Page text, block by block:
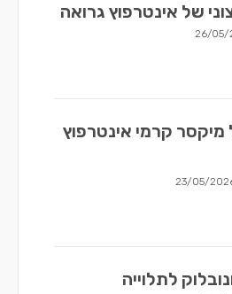
של אינטרפוץ גרואה
26/05/
מיקסר קרמי אינטרפוץ
23/05/
לתלוייה